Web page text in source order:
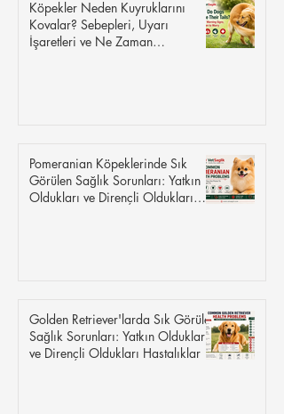
Köpekler Neden Kuyruklarını
Kovalar? Sebepleri, Uyarı
İşaretleri ve Ne Zaman
Pomeranian Köpeklerinde Sık
Görülen Sağlık Sorunları: Yatkın
Oldukları ve Dirençli Oldukları
Golden Retriever'larda Sık Görülen
Sağlık Sorunları: Yatkın Oldukları
ve Dirençli Oldukları Hastalıklar